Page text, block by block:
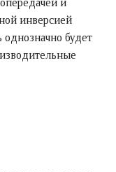
и
инверсией
однозначно будет